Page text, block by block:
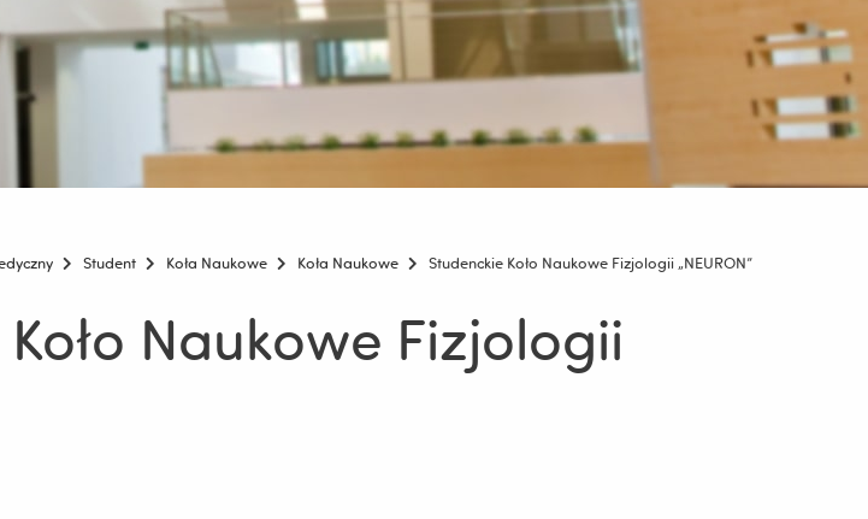
Student Koła Naukowe Koła Naukowe Studenckie Koło Naukowe Fizjologii „NEURON”
Naukowe Fizjologii